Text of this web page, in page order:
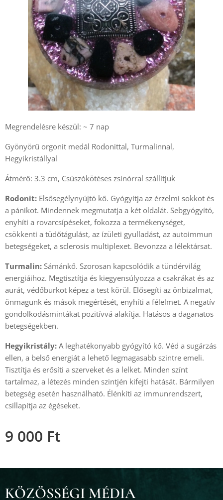
Megrendelésre készül: ~ 7 nap
Gyönyörű orgonit medál Rodonittal, Turmalinnal,
Hegyikristállyal
Átmérő: 3.3 cm, Csúszókötéses zsinórral szállítjuk
Rodonit: Elsősegélynyújtó kő. Gyógyítja az érzelmi sokkot és
a pánikot. Mindennek megmutatja a két oldalát. Sebgyógyító,
enyhíti a rovarcsípéseket, fokozza a termékenységet,
csökkenti a tüdőtágulást, az ízületi gyulladást, az autoimmun
betegségeket, a sclerosis multiplexet. Bevonzza a lélektársat.
Turmalin: Sámánkő. Szorosan kapcsolódik a tündérvilág
energiáihoz. Megtisztítja és kiegyensúlyozza a csakrákat és az
aurát, védőburkot képez a test körül. Elősegíti az önbizalmat,
önmagunk és mások megértését, enyhíti a félelmet. A negatív
gondolkodásmintákat pozitívvá alakítja. Hatásos a daganatos
betegségekben.
Hegyikristály: A leghatékonyabb gyógyító kő. Véd a sugárzás
ellen, a belső energiát a lehető legmagasabb szintre emeli.
Tisztítja és erősíti a szerveket és a lelket. Minden színt
tartalmaz, a létezés minden szintjén kifejti hatását. Bármilyen
betegség esetén használható. Élénkíti az immunrendszert,
csillapítja az égéseket.
9 000 Ft
KÖZÖSSÉGI MÉDIA